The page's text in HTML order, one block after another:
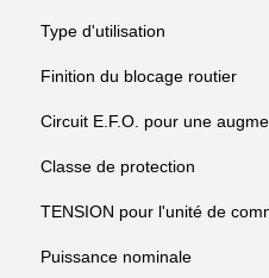
Type d'utilisation
Finition du blocage routier
Circuit E.F.O. pour une
Classe de protection
TENSION pour l'unité de
Puissance nominale